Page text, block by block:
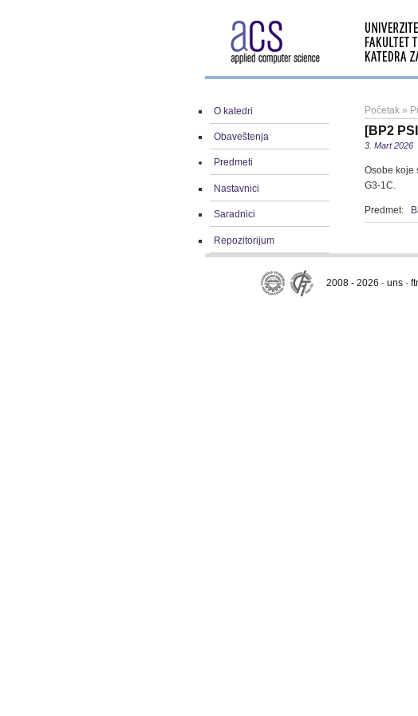
O katedri
Obaveštenja
Predmeti
Nastavnici
Saradnici
Repozitorijum
Početak »
[BP2
3. Mart 2026
Osobe koje
G3-1C.
Predmet:
2008 - 2026 · uns ·